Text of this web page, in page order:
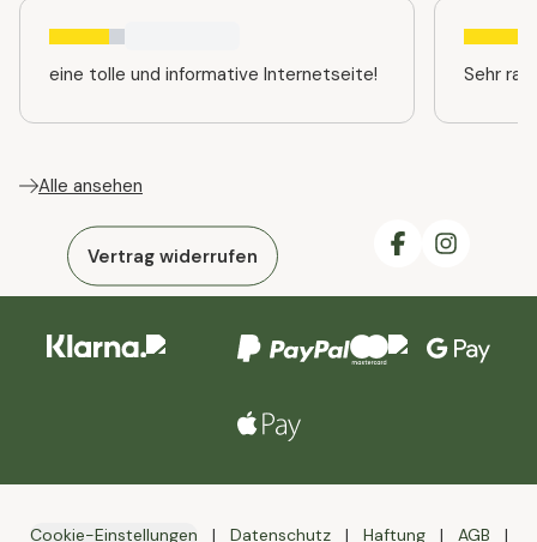
eine tolle und informative Internetseite! Sehr
Alle ansehen
Vertrag widerrufen
Cookie-Einstellungen Datenschutz Haftung AGB